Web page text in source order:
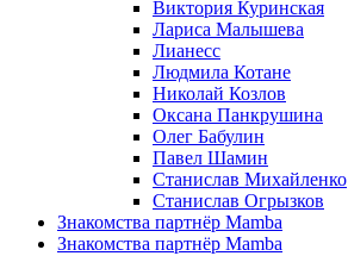
Виктория Куринская
Лариса Малышева
Лианесс
Людмила Котане
Николай Козлов
Оксана Панкрушина
Олег Бабулин
Павел Шамин
Станислав Михайленко
Станислав Огрызков
Знакомства партнёр Mamba
Знакомства партнёр Mamba